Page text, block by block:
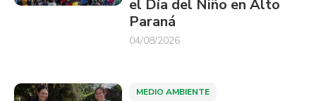
el Día del Niño en Alto
Paraná
04/08/2026
MEDIO AMBIENTE